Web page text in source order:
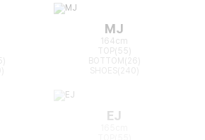
MJ
164cm
TOP(55)
BOTTOM(26)
EJ